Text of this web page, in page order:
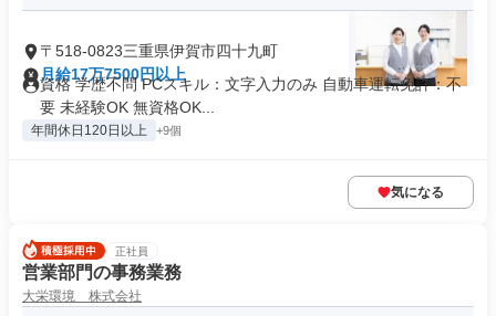
〒518-0823三重県伊賀市四十九町
月給17万7500円以上
資格 学歴不問 PCスキル：文字入力のみ 自動車運転免許：不
要 未経験OK 無資格OK...
年間休日120日以上 +9個
気になる
正社員
営業部門の事務業務
大栄環境 株式会社